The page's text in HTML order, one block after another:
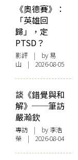
《奧德賽》：
「英雄回
歸」，定
PTSD？
影評 | by 易
山 | 2026-08-05
談《錯覺與和
解》──筆訪
嚴瀚欽
專訪 | by 李浩
榮 | 2026-08-04